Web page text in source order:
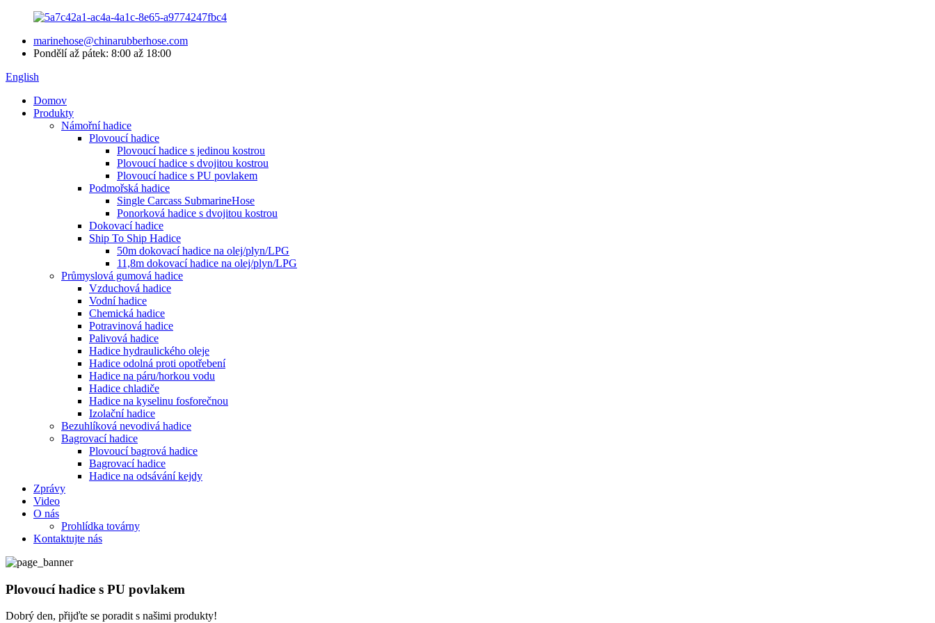
marinehose@chinarubberhose.com
Pondělí až pátek: 8:00 až 18:00
English
Domov
Produkty
Námořní hadice
Plovoucí hadice
Plovoucí hadice s jedinou kostrou
Plovoucí hadice s dvojitou kostrou
Plovoucí hadice s PU povlakem
Podmořská hadice
Single Carcass SubmarineHose
Ponorková hadice s dvojitou kostrou
Dokovací hadice
Ship To Ship Hadice
50m dokovací hadice na olej/plyn/LPG
11,8m dokovací hadice na olej/plyn/LPG
Průmyslová gumová hadice
Vzduchová hadice
Vodní hadice
Chemická hadice
Potravinová hadice
Palivová hadice
Hadice hydraulického oleje
Hadice odolná proti opotřebení
Hadice na páru/horkou vodu
Hadice chladiče
Hadice na kyselinu fosforečnou
Izolační hadice
Bezuhlíková nevodivá hadice
Bagrovací hadice
Plovoucí bagrová hadice
Bagrovací hadice
Hadice na odsávání kejdy
Zprávy
Video
O nás
Prohlídka továrny
Kontaktujte nás
Plovoucí hadice s PU povlakem
Dobrý den, přijďte se poradit s našimi produkty!